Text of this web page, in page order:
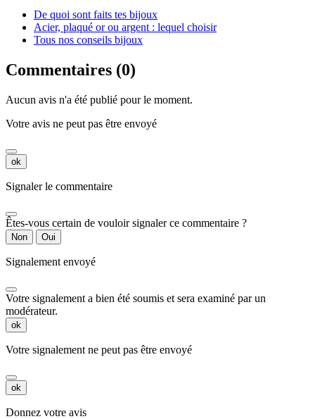
De quoi sont faits tes bijoux
Acier, plaqué or ou argent : lequel choisir
Tous nos conseils bijoux
Commentaires (0)
Aucun avis n'a été publié pour le moment.
Votre avis ne peut pas être envoyé
ok
Signaler le commentaire
Êtes-vous certain de vouloir signaler ce commentaire ?
Non Oui
Signalement envoyé
Votre signalement a bien été soumis et sera examiné par un
modérateur.
ok
Votre signalement ne peut pas être envoyé
ok
Donnez votre avis